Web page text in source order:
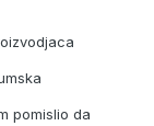
pomislio da